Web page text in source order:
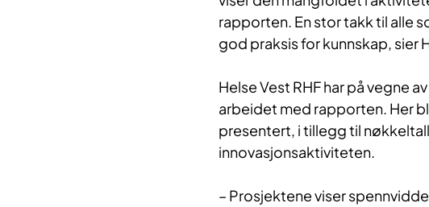
rapporten. En stor takk til alle
god praksis for kunnskap, sier
Helse Vest RHF har på vegne
arbeidet med rapporten. Her
presentert, i tillegg til
innovasjonsaktiviteten.
– Prosjektene viser